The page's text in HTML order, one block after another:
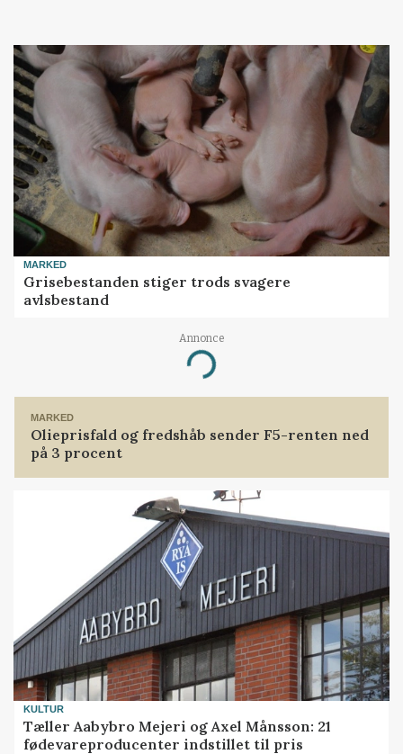
MARKED
Grisebestanden stiger trods svagere
avlsbestand
Annonce
Loading...
MARKED
Olieprisfald og fredshåb sender F5-renten ned
på 3 procent
KULTUR
Tæller Aabybro Mejeri og Axel Månsson: 21
fødevareproducenter indstillet til pris